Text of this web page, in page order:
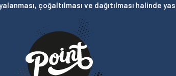
çoğaltılması ve dağıtılması halinde